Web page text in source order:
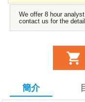
We offer 8 hour
contact us for the
簡介